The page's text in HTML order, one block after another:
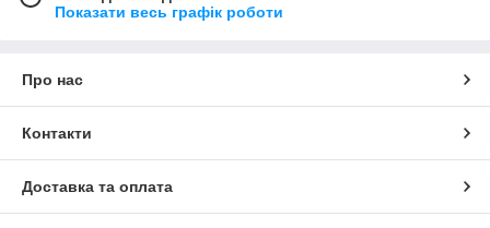
Показати весь графік роботи
Про нас
Контакти
Доставка та оплата